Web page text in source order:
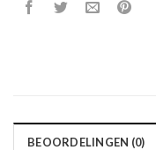
BEOORDELINGEN (0)